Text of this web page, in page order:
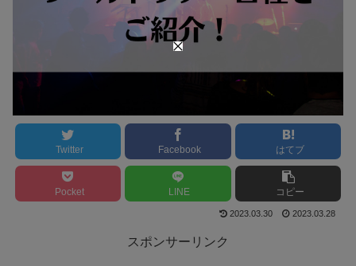
Twitter Facebook はてブ
Pocket LINE コピー
2023.03.30 2023.03.28
スポンサーリンク